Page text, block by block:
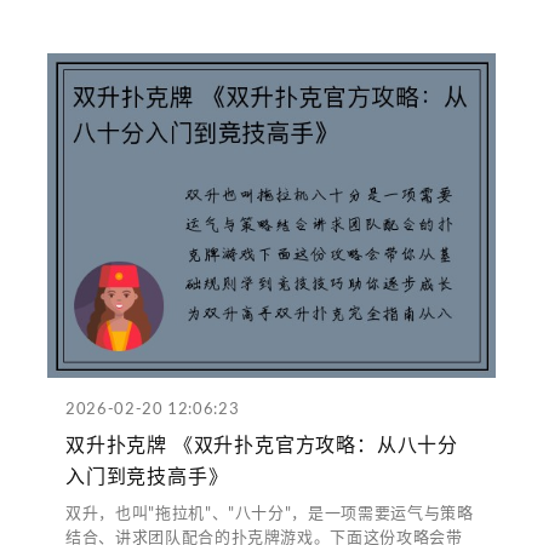
2026-02-20 12:06:23
双升扑克牌 《双升扑克官方攻略：从八十分
入门到竞技高手》
双升，也叫"拖拉机"、"八十分"，是一项需要运气与策略
结合、讲求团队配合的扑克牌游戏。下面这份攻略会带